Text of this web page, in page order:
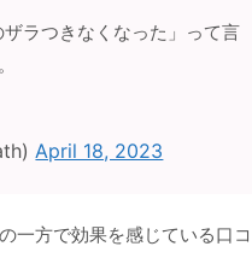
ラつきなくなった」って言
April 18, 2023
一方で効果を感じている口コ